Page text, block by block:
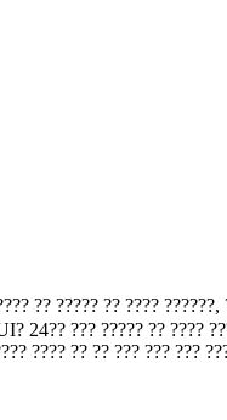
????? ?? ???? ??????,
24?? ??? ????? ?? ????
???? ?? ?? ??? ??? ???